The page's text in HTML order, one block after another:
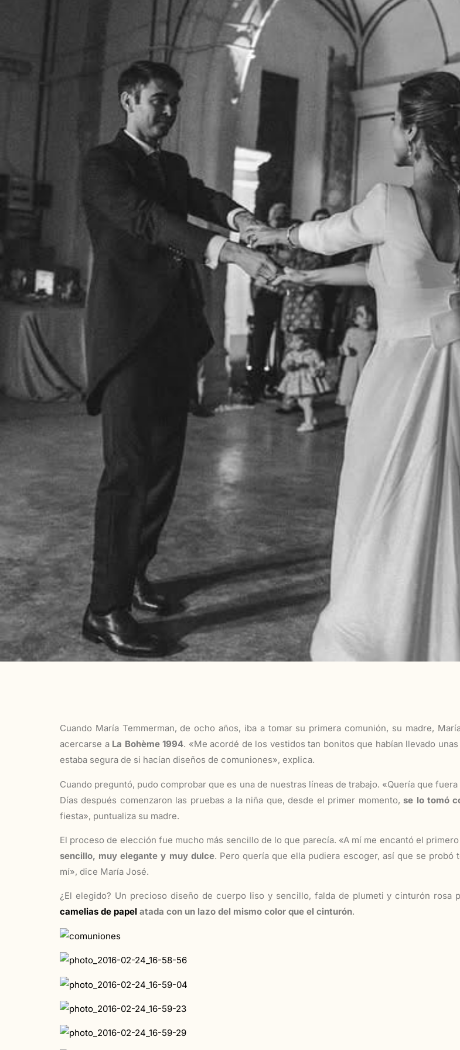
Cuando María Temmerman, de ocho años, iba a tomar su primera comunión, su madre,
acercarse aLa Bohème 1994. «Me acordé de los vestidos tan bonitos que habían llevado
estaba segura de si hacían diseños de comuniones», explica.
Cuando preguntó, pudo comprobar que es una de nuestras líneas de trabajo. «Quería que
Días después comenzaron las pruebas a la niña que, desde el primer momento, se lo tomó
fiesta», puntualiza su madre.
El proceso de elección fue mucho más sencillo de lo que parecía. «A mí me encantó el
sencillo, muy elegante y muy dulce. Pero quería que ella pudiera escoger, así que se
mí», dice María José.
¿El elegido? Un precioso diseño de cuerpo liso y sencillo, falda de plumeti y cinturón rosa
camelias de papel atada con un lazo del mismo color que el cinturón.